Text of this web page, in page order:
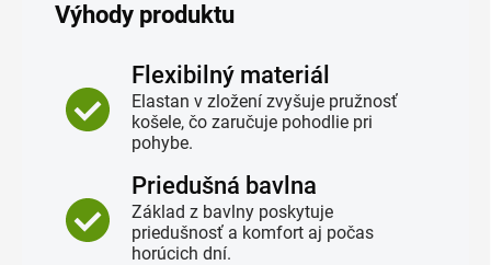
Výhody produktu
Flexibilný materiál
Elastan v zložení zvyšuje pružnosť
košele, čo zaručuje pohodlie pri
pohybe.
Priedušná bavlna
Základ z bavlny poskytuje
priedušnosť a komfort aj počas
horúcich dní.